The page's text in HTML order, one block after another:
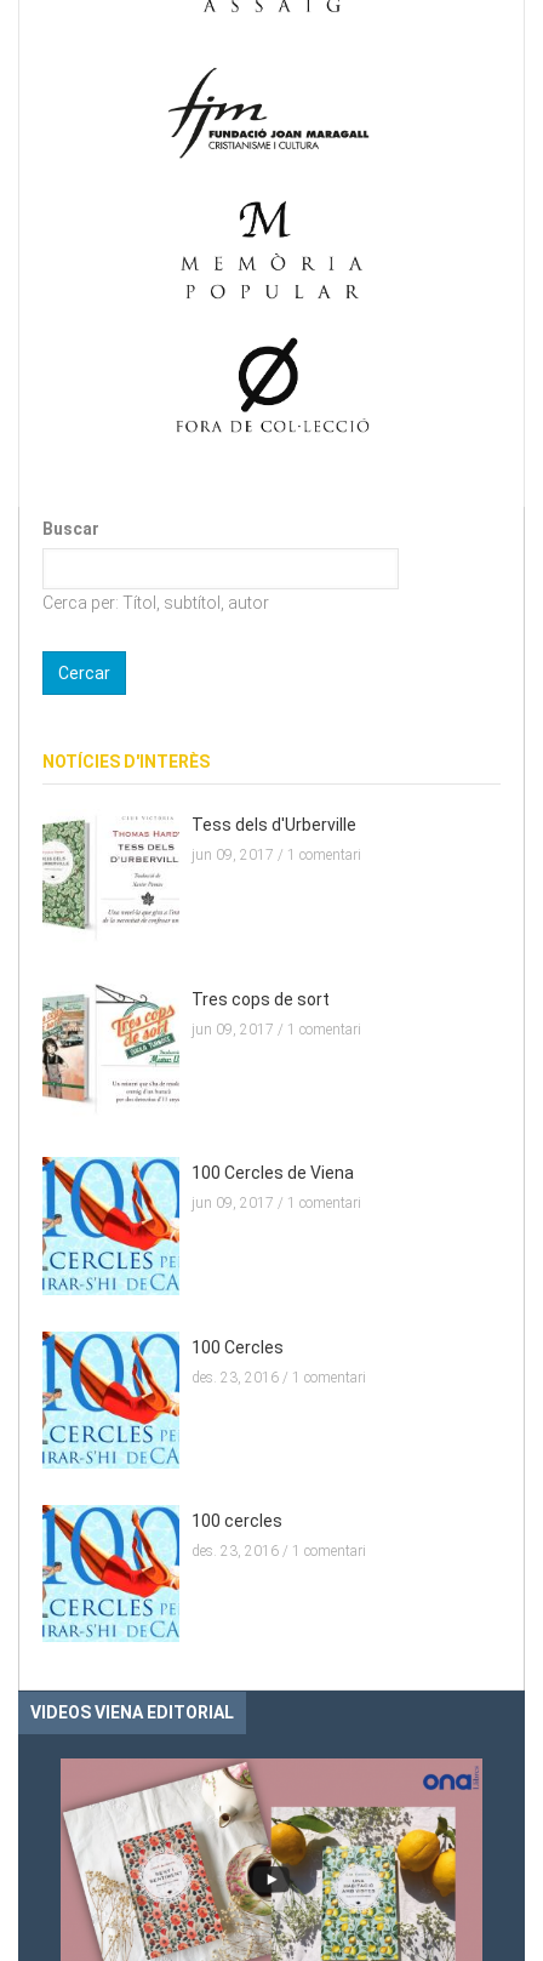
Buscar
Cerca per: Títol, subtítol, autor
NOTÍCIES D'INTERÈS
Tess dels d'Urberville
jun 09, 2017 / 1 comentari
Tres cops de sort
jun 09, 2017 / 1 comentari
100 Cercles de Viena
jun 09, 2017 / 1 comentari
100 Cercles
des. 23, 2016 / 1 comentari
100 cercles
des. 23, 2016 / 1 comentari
VIDEOS VIENA EDITORIAL